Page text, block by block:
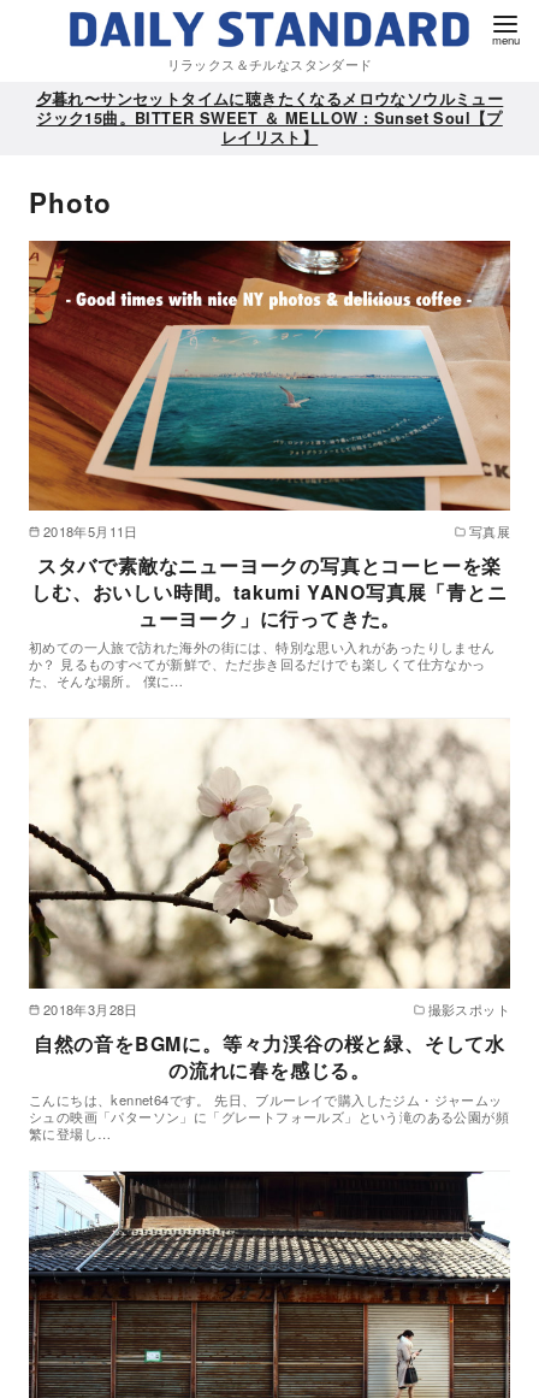
リラックス＆チルなスタンダード
夕暮れ〜サンセットタイムに聴きたくなるメロウなソウルミュー
ジック15曲。BITTER SWEET ＆ MELLOW : Sunset Soul【プ
レイリスト】
Photo
2018年5月11日 写真展
スタバで素敵なニューヨークの写真とコーヒーを楽
しむ、おいしい時間。takumi YANO写真展「青とニ
ューヨーク」に行ってきた。
初めての一人旅で訪れた海外の街には、特別な思い入れがあったりしません
か？ 見るものすべてが新鮮で、ただ歩き回るだけでも楽しくて仕方なかっ
た、そんな場所。 僕に…
2018年3月28日 撮影スポット
自然の音をBGMに。等々力渓谷の桜と緑、そして水
の流れに春を感じる。
こんにちは、kennet64です。 先日、ブルーレイで購入したジム・ジャームッ
シュの映画「パターソン」に「グレートフォールズ」という滝のある公園が頻
繁に登場し…